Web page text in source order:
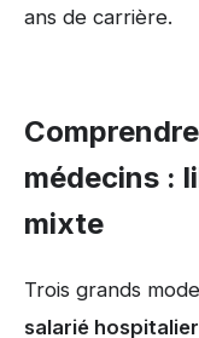
ans de carrière.
médecins :
mixte
Trois grands
salarié hospitalier